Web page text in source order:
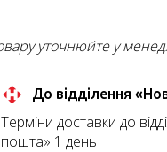
уточнюйте у
До відділення
Терміни доставки до
пошта» 1 день